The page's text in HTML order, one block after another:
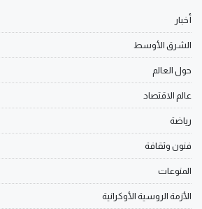
أخبار
الشرق الأوسط
حول العالم
عالم الاقتصاد
رياضة
فنون وثقافة
المنوعات
الأزمة الروسية الأوكرانية